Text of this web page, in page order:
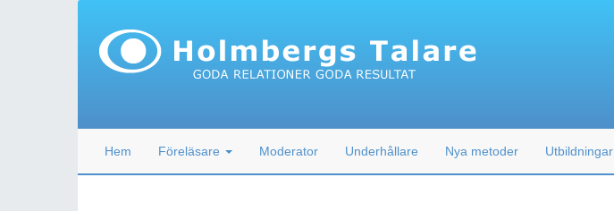
Hem Föreläsare Moderator Underhållare Nya metoder Utbildningar